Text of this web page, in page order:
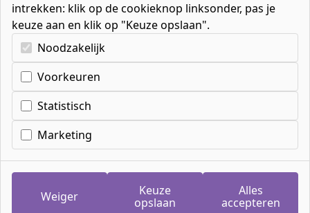
Cookie-instellingen
intrekken: klik op de cookieknop linksonder, pas je
keuze aan en klik op "Keuze opslaan".
Kies uw cookie-voorkeuren
Noodzakelijk
Voorkeuren
Statistisch
Marketing
Weiger
Keuze
opslaan
Alles
accepteren
Inschrijven
meeloopdag
Persoonlijk begeleider
maatschappelijke zorg
dinsdag 24 februari 2026